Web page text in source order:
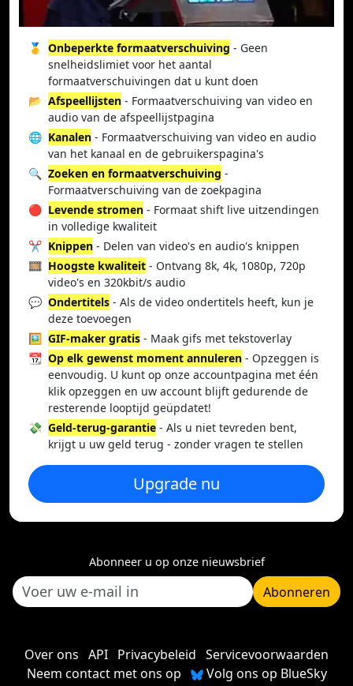
🥇 Onbeperkte formaatverschuiving - Geen
snelheidslimiet voor het aantal
formaatverschuivingen dat u kunt doen
📂 Afspeellijsten - Formaatverschuiving van video en
audio van de afspeellijstpagina
🌐 Kanalen - Formaatverschuiving van video en audio
van het kanaal en de gebruikerspagina's
🔍 Zoeken en formaatverschuiving -
Formaatverschuiving van de zoekpagina
🔴 Levende stromen - Formaat shift live uitzendingen
in volledige kwaliteit
✂️ Knippen - Delen van video's en audio's knippen
🎞️ Hoogste kwaliteit - Ontvang 8k, 4k, 1080p, 720p
video's en 320kbit/s audio
💬 Ondertitels - Als de video ondertitels heeft, kun je
deze toevoegen
🖼️ GIF-maker gratis - Maak gifs met tekstoverlay
📆 Op elk gewenst moment annuleren - Opzeggen is
eenvoudig. U kunt op onze accountpagina met één
klik opzeggen en uw account blijft gedurende de
resterende looptijd geüpdatet!
💸 Geld-terug-garantie - Als u niet tevreden bent,
krijgt u uw geld terug - zonder vragen te stellen
Upgrade nu
Abonneer u op onze nieuwsbrief
Abonneren
Over ons API Privacybeleid Servicevoorwaarden
Neem contact met ons op
Volg ons op BlueSky